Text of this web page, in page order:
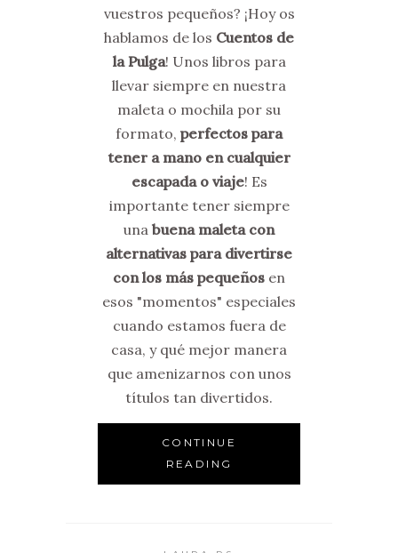
vuestros pequeños? ¡Hoy os
hablamos de los Cuentos de
la Pulga! Unos libros para
llevar siempre en nuestra
maleta o mochila por su
formato, perfectos para
tener a mano en cualquier
escapada o viaje! Es
importante tener siempre
una buena maleta con
alternativas para divertirse
con los más pequeños en
esos "momentos" especiales
cuando estamos fuera de
casa, y qué mejor manera
que amenizarnos con unos
títulos tan divertidos.
CONTINUE
READING